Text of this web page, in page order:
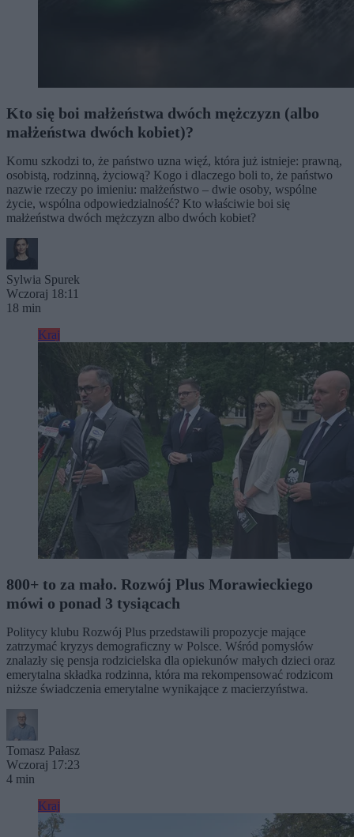
Kto się boi małżeństwa dwóch mężczyzn (albo
małżeństwa dwóch kobiet)?
Komu szkodzi to, że państwo uzna więź, która już istnieje: prawną,
osobistą, rodzinną, życiową? Kogo i dlaczego boli to, że państwo
nazwie rzeczy po imieniu: małżeństwo – dwie osoby, wspólne
życie, wspólna odpowiedzialność? Kto właściwie boi się
małżeństwa dwóch mężczyzn albo dwóch kobiet?
Sylwia Spurek
Wczoraj 18:11
18 min
Kraj
800+ to za mało. Rozwój Plus Morawieckiego
mówi o ponad 3 tysiącach
Politycy klubu Rozwój Plus przedstawili propozycje mające
zatrzymać kryzys demograficzny w Polsce. Wśród pomysłów
znalazły się pensja rodzicielska dla opiekunów małych dzieci oraz
emerytalna składka rodzinna, która ma rekompensować rodzicom
niższe świadczenia emerytalne wynikające z macierzyństwa.
Tomasz Pałasz
Wczoraj 17:23
4 min
Kraj